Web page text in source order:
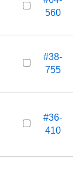
560
#38-
755
#36-
410